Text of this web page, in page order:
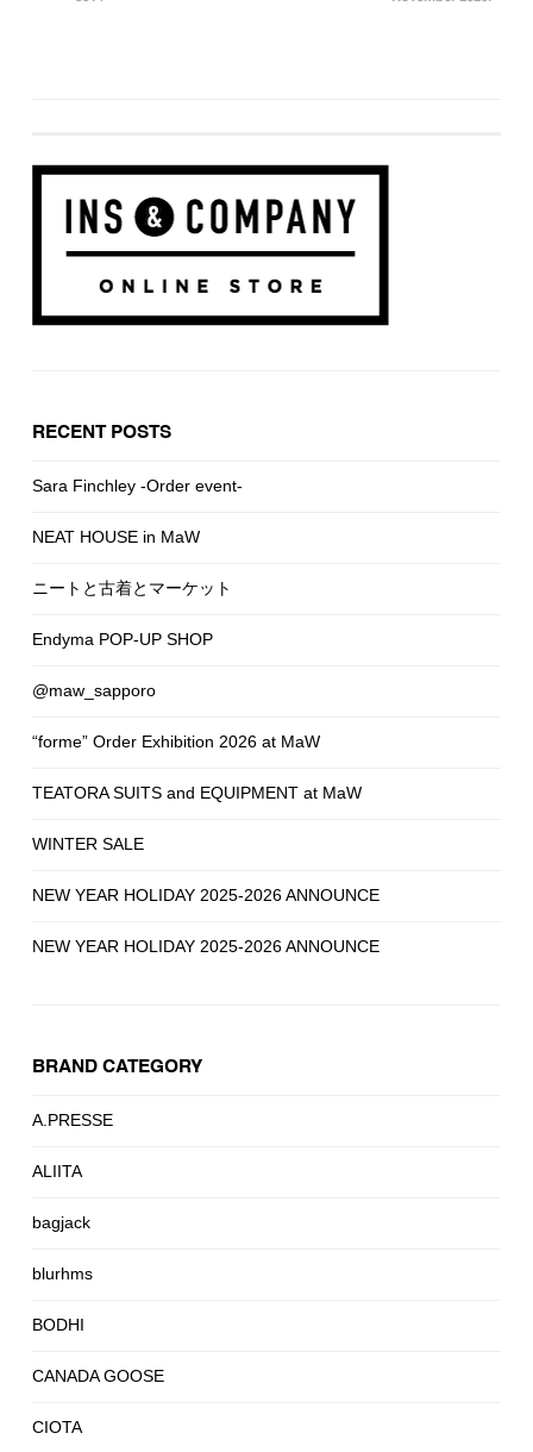
RECENT POSTS
Sara Finchley -Order event-
NEAT HOUSE in MaW
ニートと古着とマーケット
Endyma POP-UP SHOP
@maw_sapporo
“forme” Order Exhibition 2026 at MaW
TEATORA SUITS and EQUIPMENT at MaW
WINTER SALE
NEW YEAR HOLIDAY 2025-2026 ANNOUNCE
NEW YEAR HOLIDAY 2025-2026 ANNOUNCE
BRAND CATEGORY
A.PRESSE
ALIITA
bagjack
blurhms
BODHI
CANADA GOOSE
CIOTA